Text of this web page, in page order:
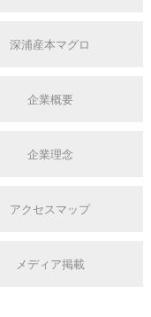
深浦産本マグロ
企業概要
企業理念
アクセスマップ
メディア掲載